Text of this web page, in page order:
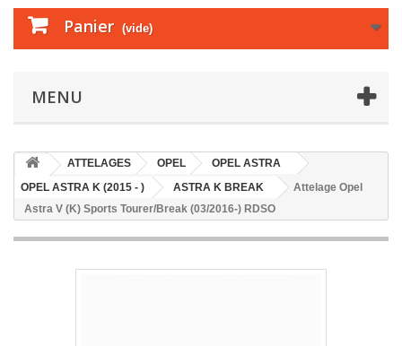
Panier (vide)
MENU
ATTELAGES OPEL
OPEL ASTRA
OPEL ASTRA K (2015 - )
ASTRA K BREAK
Attelage Opel
Astra V (K) Sports Tourer/Break (03/2016-) RDSO